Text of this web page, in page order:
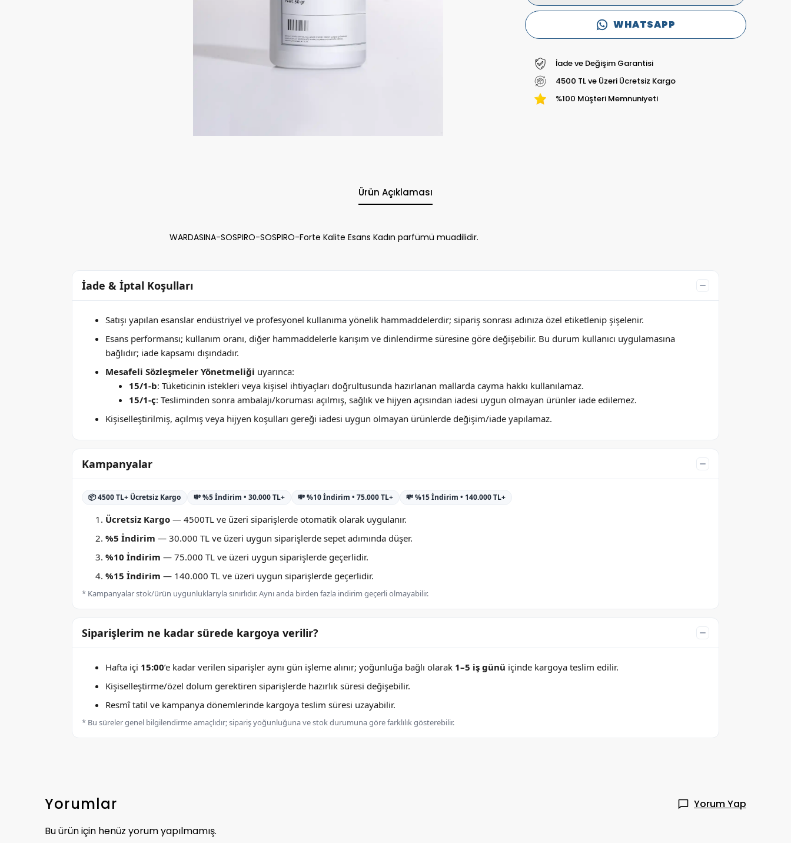
WHATSAPP
İade ve Değişim Garantisi
4500 TL ve Üzeri Ücretsiz Kargo
%100 Müşteri Memnuniyeti
Ürün Açıklaması
WARDASINA-SOSPIRO-SOSPIRO-Forte Kalite Esans Kadın parfümü muadilidir.
İade & İptal Koşulları
Satışı yapılan esanslar endüstriyel ve profesyonel kullanıma yönelik hammaddelerdir; sipariş sonrası adınıza özel etiketlenip şişelenir.
Esans performansı; kullanım oranı, diğer hammaddelerle karışım ve dinlendirme süresine göre değişebilir. Bu durum kullanıcı uygulamasına
bağlıdır; iade kapsamı dışındadır.
Mesafeli Sözleşmeler Yönetmeliği uyarınca:
15/1-b: Tüketicinin istekleri veya kişisel ihtiyaçları doğrultusunda hazırlanan mallarda cayma hakkı kullanılamaz.
15/1-ç: Tesliminden sonra ambalajı/koruması açılmış, sağlık ve hijyen açısından iadesi uygun olmayan ürünler iade edilemez.
Kişiselleştirilmiş, açılmış veya hijyen koşulları gereği iadesi uygun olmayan ürünlerde değişim/iade yapılamaz.
Kampanyalar
📦 4500 TL+ Ücretsiz Kargo 💸 %5 İndirim • 30.000 TL+ 💸 %10 İndirim • 75.000 TL+ 💸 %15 İndirim • 140.000 TL+
Ücretsiz Kargo — 4500TL ve üzeri siparişlerde otomatik olarak uygulanır.
%5 İndirim — 30.000 TL ve üzeri uygun siparişlerde sepet adımında düşer.
%10 İndirim — 75.000 TL ve üzeri uygun siparişlerde geçerlidir.
%15 İndirim — 140.000 TL ve üzeri uygun siparişlerde geçerlidir.
* Kampanyalar stok/ürün uygunluklarıyla sınırlıdır. Aynı anda birden fazla indirim geçerli olmayabilir.
Siparişlerim ne kadar sürede kargoya verilir?
Hafta içi 15:00’e kadar verilen siparişler aynı gün işleme alınır; yoğunluğa bağlı olarak 1–5 iş günü içinde kargoya teslim edilir.
Kişiselleştirme/özel dolum gerektiren siparişlerde hazırlık süresi değişebilir.
Resmî tatil ve kampanya dönemlerinde kargoya teslim süresi uzayabilir.
* Bu süreler genel bilgilendirme amaçlıdır; sipariş yoğunluğuna ve stok durumuna göre farklılık gösterebilir.
Yorumlar
Yorum Yap
Bu ürün için henüz yorum yapılmamış.